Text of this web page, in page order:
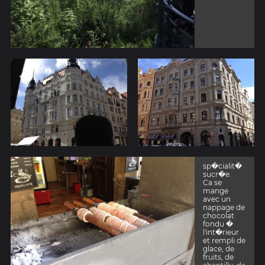
sp�cialit�
sucr�e.
Ca se
mange
avec un
nappage de
chocolat
fondu �
l'int�rieur
et rempli de
glace, de
fruits, de